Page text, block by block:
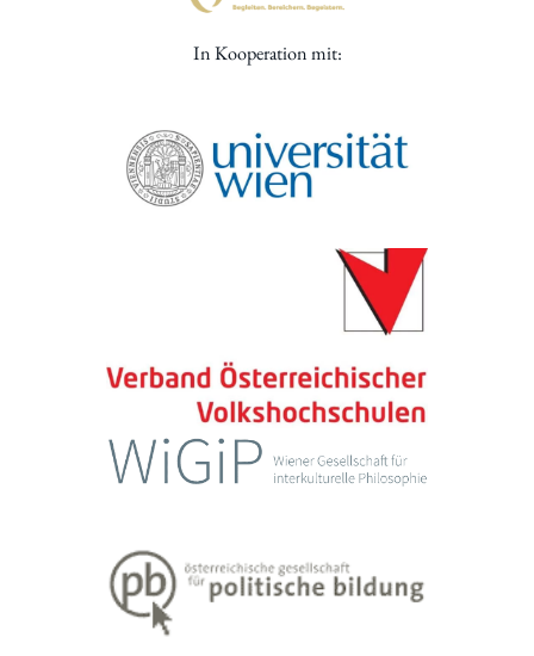
In Kooperation mit: